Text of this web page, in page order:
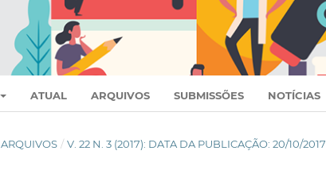
ATUAL ARQUIVOS SUBMISSÕES NOTÍCIAS
ARQUIVOS / V. 22 N. 3 (2017): DATA DA PUBLICAÇÃO: 20/10/2017